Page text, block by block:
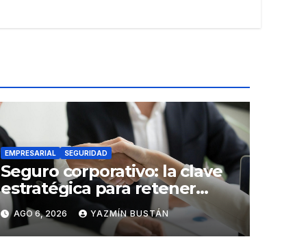
EMPRESARIAL SEGURIDAD
Seguro corporativo: la clave
estratégica para retener
talento en Ecuador
AGO 6, 2026 YAZMÍN BUSTÁN